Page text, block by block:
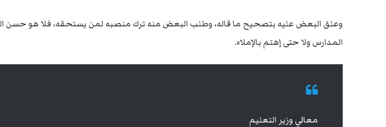
وعلق البعض عليه بتصحيح ما قاله، وطلب البعض منه ترك منصبه لمن يستحقه، فلا هو حسن
المدارس ولا حتى إهتم بالإملاء.
معالي وزير التعليم